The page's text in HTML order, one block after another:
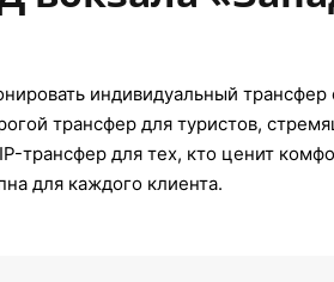
индивидуальный
трансфер для туристов,
трансфер для тех, кто ценит
для каждого клиента.